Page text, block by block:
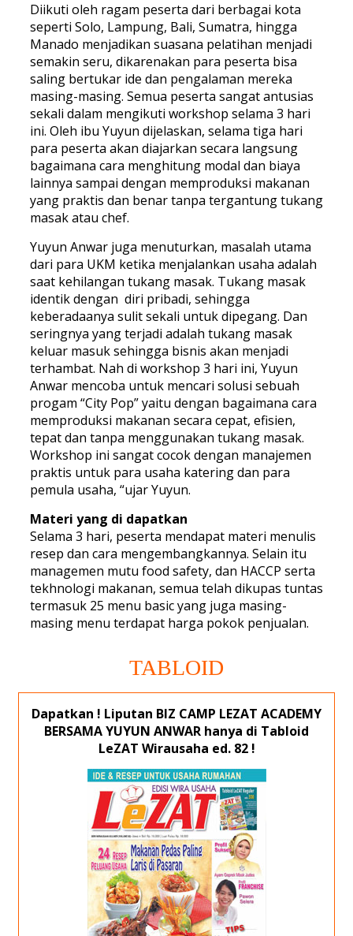
Diikuti oleh ragam peserta dari berbagai kota
seperti Solo, Lampung, Bali, Sumatra, hingga
Manado menjadikan suasana pelatihan menjadi
semakin seru, dikarenakan para peserta bisa
saling bertukar ide dan pengalaman mereka
masing-masing. Semua peserta sangat antusias
sekali dalam mengikuti workshop selama 3 hari
ini. Oleh ibu Yuyun dijelaskan, selama tiga hari
para peserta akan diajarkan secara langsung
bagaimana cara menghitung modal dan biaya
lainnya sampai dengan memproduksi makanan
yang praktis dan benar tanpa tergantung tukang
masak atau chef.
Yuyun Anwar juga menuturkan, masalah utama
dari para UKM ketika menjalankan usaha adalah
saat kehilangan tukang masak. Tukang masak
identik dengan diri pribadi, sehingga
keberadaanya sulit sekali untuk dipegang. Dan
seringnya yang terjadi adalah tukang masak
keluar masuk sehingga bisnis akan menjadi
terhambat. Nah di workshop 3 hari ini, Yuyun
Anwar mencoba untuk mencari solusi sebuah
progam “City Pop” yaitu dengan bagaimana cara
memproduksi makanan secara cepat, efisien,
tepat dan tanpa menggunakan tukang masak.
Workshop ini sangat cocok dengan manajemen
praktis untuk para usaha katering dan para
pemula usaha, “ujar Yuyun.
Materi yang di dapatkan
Selama 3 hari, peserta mendapat materi menulis
resep dan cara mengembangkannya. Selain itu
managemen mutu food safety, dan HACCP serta
tekhnologi makanan, semua telah dikupas tuntas
termasuk 25 menu basic yang juga masing-
masing menu terdapat harga pokok penjualan.
TABLOID
Dapatkan ! Liputan BIZ CAMP LEZAT ACADEMY
BERSAMA YUYUN ANWAR hanya di Tabloid
LeZAT Wirausaha ed. 82 !